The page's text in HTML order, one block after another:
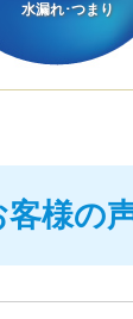
水漏れ･つまり
客様の